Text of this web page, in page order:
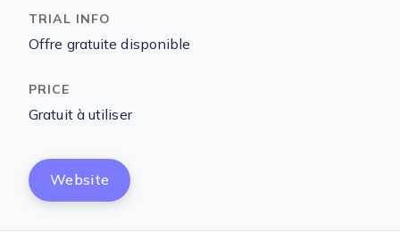
Offre gratuite disponible
Gratuit à utiliser
Website